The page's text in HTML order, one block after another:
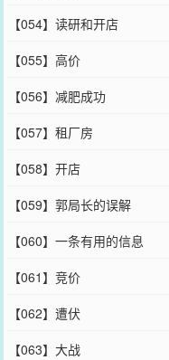
【054】读研和开店
【055】高价
【056】减肥成功
【057】租厂房
【058】开店
【059】郭局长的误解
【060】一条有用的信息
【061】竞价
【062】遭伏
【063】大战